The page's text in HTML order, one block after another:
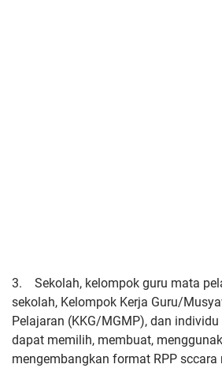
3. Sekolah, kelompok guru mata
sekolah, Kelompok Kerja Guru/
Pelajaran (KKG/MGMP), dan
dapat memilih, membuat,
mengembangkan format RPP